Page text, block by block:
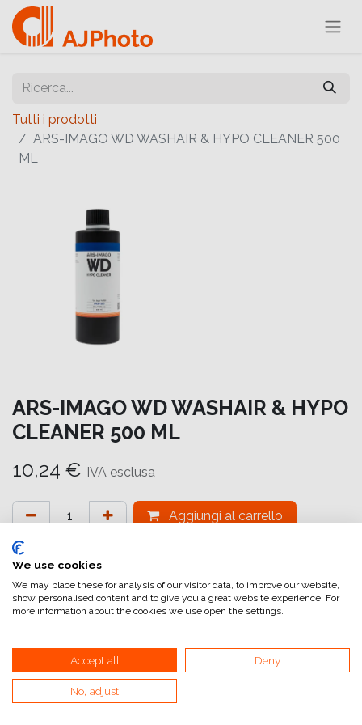
Tutti i prodotti
ARS-IMAGO WD WASHAIR & HYPO CLEANER 500
ML
ARS-IMAGO WD WASHAIR & HYPO
CLEANER 500 ML
10,24 € IVA esclusa
Aggiungi al carrello
attualmente non a magazzino
Marchio (Chimica):ars-imago
Confezione:Single Package
Quantità (Chimica)
We use cookies
We may place these for analysis of our visitor data, to improve our website,
show personalised content and to give you a great website experience. For
more information about the cookies we use open the settings.
Accept all Deny
No, adjust